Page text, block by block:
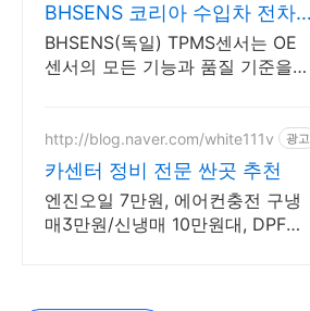
BHSENS 코리아 수입차 전차
종 TPMS 센서
BHSENS(독일) TPMS센서는 OE
센서의 모든 기능과 품질 기준을
게..
http://blog.naver.com/white111v 광고
카센터 정비 전문 싼곳 추천
엔진오일 7만원, 에어컨충전 구냉
매3만원/신냉매 10만원대, DPF클